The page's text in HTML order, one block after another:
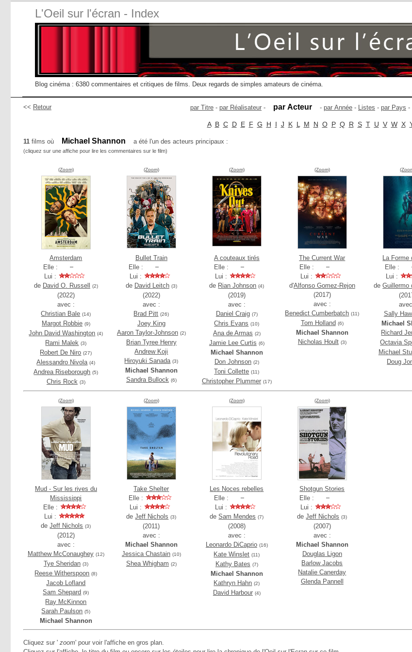
L'Oeil sur l'écran - Index
Blog cinéma : 6380 commentaires et critiques de films. Deux regards de simples amateurs de cinéma.
<< Retour par Titre - par Réalisateur - par Acteur - par Année - Listes - par Pays -
A B C D E F G H I J K L M N O P Q R S T U V W X
11 films où Michael Shannon a été l'un des acteurs principaux :
(cliquez sur une affiche pour lire les commentaires sur le film)
(Zoom)
Amsterdam
Elle :
Lui :
de David O. Russell (2)
(2022)
avec :
Christian Bale (14)
Margot Robbie (9)
John David Washington (4)
Rami Malek (3)
Robert De Niro (27)
Alessandro Nivola (4)
Andrea Riseborough (5)
Chris Rock (3)
(Zoom)
Bullet Train
Elle :
Lui :
de David Leitch (3)
(2022)
avec :
Brad Pitt (26)
Joey King
Aaron Taylor-Johnson (2)
Brian Tyree Henry
Andrew Koji
Hiroyuki Sanada (3)
Michael Shannon
Sandra Bullock (6)
(Zoom)
A couteaux tirés
Elle :
Lui :
de Rian Johnson (4)
(2019)
avec :
Daniel Craig (7)
Chris Evans (10)
Ana de Armas (2)
Jamie Lee Curtis (6)
Michael Shannon
Don Johnson (2)
Toni Collette (11)
Christopher Plummer (17)
(Zoom)
The Current War
Elle :
Lui :
d'Alfonso Gomez-Rejon
(2017)
avec :
Benedict Cumberbatch (11)
Tom Holland (6)
Michael Shannon
Nicholas Hoult (3)
La Forme
Elle :
Lui :
deGuillermo
Sally
Michael
Richard
Octavia
Michael
Doug
(Zoom)
Mud - Sur les rives du
Mississippi
Elle :
Lui :
deJeff Nichols (3)
(2012)
avec :
Matthew McConaughey (12)
Tye Sheridan (3)
Reese Witherspoon (8)
Jacob Lofland
Sam Shepard (9)
Ray McKinnon
Sarah Paulson (5)
Michael Shannon
(Zoom)
Take Shelter
Elle :
Lui :
deJeff Nichols (3)
(2011)
avec :
Michael Shannon
Jessica Chastain (10)
Shea Whigham (2)
(Zoom)
Les Noces rebelles
Elle :
Lui :
deSam Mendes (7)
(2008)
avec :
Leonardo DiCaprio (16)
Kate Winslet (11)
Kathy Bates (7)
Michael Shannon
Kathryn Hahn (2)
David Harbour (4)
(Zoom)
Shotgun Stories
Elle :
Lui :
deJeff Nichols (3)
(2007)
avec :
Michael Shannon
Douglas Ligon
Barlow Jacobs
Natalie Canerday
Glenda Pannell
Cliquez sur ' zoom' pour voir l'affiche en gros plan.